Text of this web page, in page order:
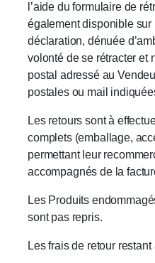
l’aide du formulaire de
également disponible sur
déclaration, dénuée
volonté de se rétracter et
postal adressé au
postales ou mail
Les retours sont à
complets (emballage,
permettant leur
accompagnés de la
Les Produits
sont pas repris.
Les frais de retour